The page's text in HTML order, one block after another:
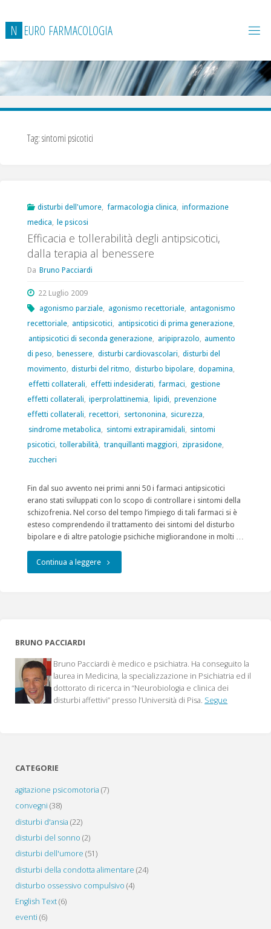
contenuto
N EURO FARMACOLOGIA
Tag:sintomi psicotici
disturbi dell'umore, farmacologia clinica, informazione
medica, le psicosi
Efficacia e tollerabilità degli antipsicotici,
dalla terapia al benessere
Da Bruno Pacciardi
22 Luglio 2009
agonismo parziale, agonismo recettoriale, antagonismo
recettoriale, antipsicotici, antipsicotici di prima generazione,
antipsicotici di seconda generazione, aripiprazolo, aumento
di peso, benessere, disturbi cardiovascolari, disturbi del
movimento, disturbi del ritmo, disturbo bipolare, dopamina,
effetti collaterali, effetti indesiderati, farmaci, gestione
effetti collaterali, iperprolattinemia, lipidi, prevenzione
effetti collaterali, recettori, sertononina, sicurezza,
sindrome metabolica, sintomi extrapiramidali, sintomi
psicotici, tollerabilità, tranquillanti maggiori, ziprasidone,
zuccheri
Fin dal suo avvento nei primi anni 50 i farmaci antipsicotici
erano stati sviluppati con lo scopo di controllare i sintomi della
schizofrenia. Nel corso del tempo l’impiego di tali farmaci si è
esteso comprendendo il trattamento dei sintomi del disturbo
bipolare e di altre patologie psichiche migliorandone in molti …
Continua a leggere"Efficacia
dalla
terapia
BRUNO PACCIARDI
Bruno Pacciardi è medico e psichiatra. Ha conseguito la
laurea in Medicina, la specializzazione in Psichiatria ed il
dottorato di ricerca in “Neurobiologia e clinica dei
disturbi affettivi” presso l’Università di Pisa. Segue
CATEGORIE
agitazione psicomotoria (7)
convegni (38)
disturbi d'ansia (22)
disturbi del sonno (2)
disturbi dell'umore (51)
disturbi della condotta alimentare (24)
disturbo ossessivo compulsivo (4)
English Text(6)
eventi (6)